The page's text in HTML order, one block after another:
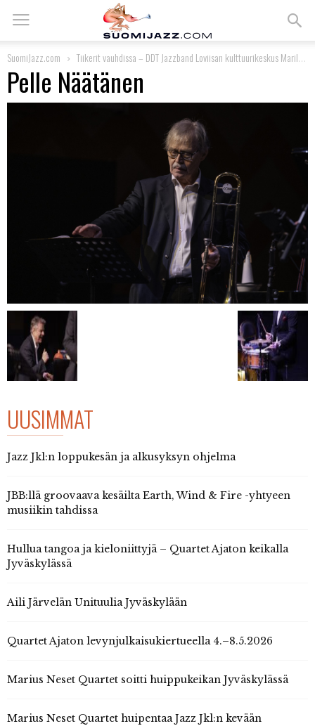
SuomiJazz.com Tiikerit vauhdissa – DDT Jazzband Loviisan kulttuurikeskus Marilynissa
Pelle Näätänen
UUSIMMAT
Jazz Jkl:n loppukesän ja alkusyksyn ohjelma
JBB:llä groovaava kesäilta Earth, Wind & Fire -yhtyeen
musiikin tahdissa
Hullua tangoa ja kieloniittyjä – Quartet Ajaton keikalla
Jyväskylässä
Aili Järvelän Unituulia Jyväskylään
Quartet Ajaton levynjulkaisukiertueella 4.–8.5.2026
Marius Neset Quartet soitti huippukeikan Jyväskylässä
Marius Neset Quartet huipentaa Jazz Jkl:n kevään